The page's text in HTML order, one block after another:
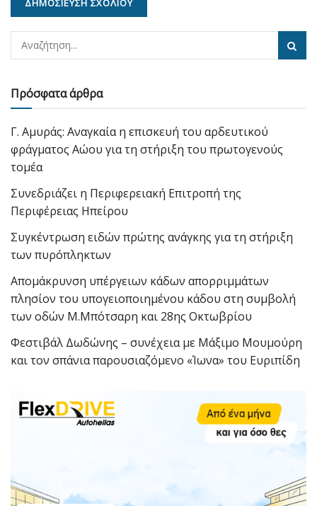
Πρόσφατα άρθρα
Γ. Αμυράς: Αναγκαία η επισκευή του αρδευτικού
φράγματος Αώου για τη στήριξη του πρωτογενούς
τομέα
Συνεδριάζει η Περιφερειακή Επιτροπή της
Περιφέρειας Ηπείρου
Συγκέντρωση ειδών πρώτης ανάγκης για τη στήριξη
των πυρόπληκτων
Απομάκρυνση υπέργειων κάδων απορριμμάτων
πλησίον του υπογειοποιημένου κάδου στη συμβολή
των οδών Μ.Μπότσαρη και 28ης Οκτωβρίου
Φεστιβάλ Δωδώνης – συνέχεια με Μάξιμο Μουμούρη
και τον σπάνια παρουσιαζόμενο «Ίωνα» του Ευριπίδη